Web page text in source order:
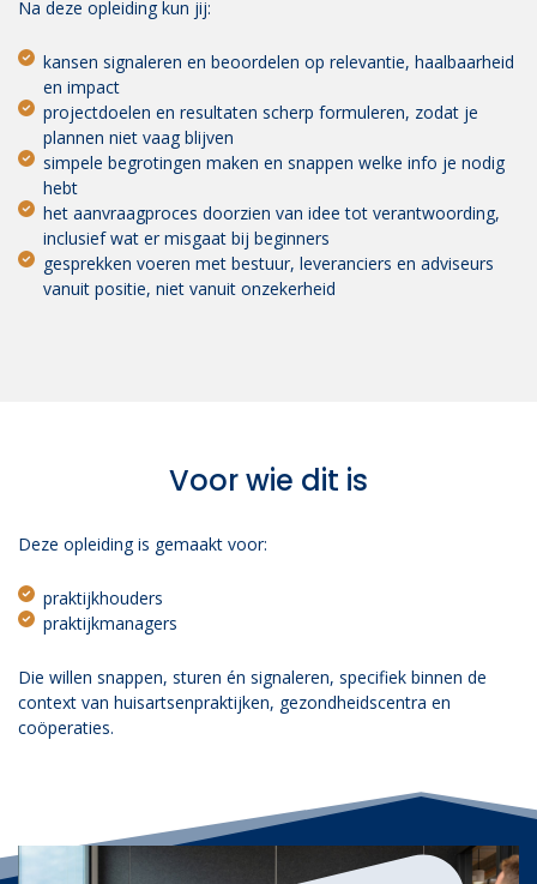
Na deze opleiding kun jij:
kansen signaleren en beoordelen op relevantie, haalbaarheid
en impact
projectdoelen en resultaten scherp formuleren, zodat je
plannen niet vaag blijven
simpele begrotingen maken en snappen welke info je nodig
hebt
het aanvraagproces doorzien van idee tot verantwoording,
inclusief wat er misgaat bij beginners
gesprekken voeren met bestuur, leveranciers en adviseurs
vanuit positie, niet vanuit onzekerheid
Voor wie dit is
Deze opleiding is gemaakt voor:
praktijkhouders
praktijkmanagers
Die willen snappen, sturen én signaleren, specifiek binnen de
context van huisartsenpraktijken, gezondheidscentra en
coöperaties.